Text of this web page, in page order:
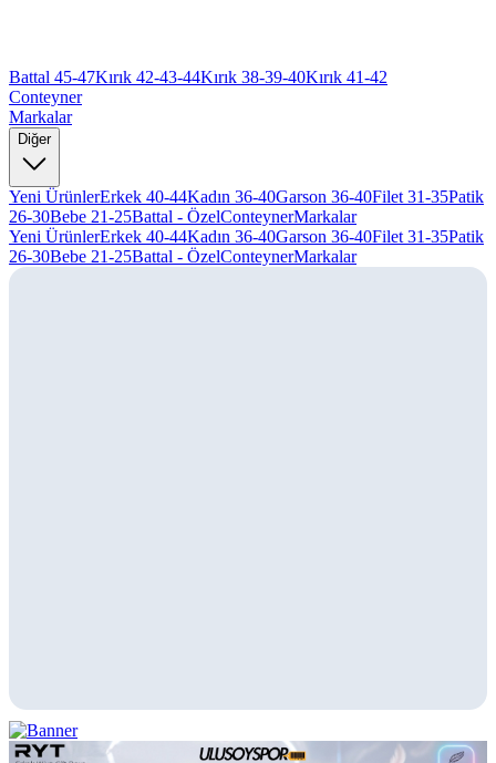
Battal 45-47Kırık 42-43-44Kırık 38-39-40Kırık 41-42
Conteyner
Markalar
Diğer
Yeni ÜrünlerErkek 40-44Kadın 36-40Garson 36-40Filet 31-35Patik
26-30Bebe 21-25Battal - ÖzelConteynerMarkalar
Yeni ÜrünlerErkek 40-44Kadın 36-40Garson 36-40Filet 31-35Patik
26-30Bebe 21-25Battal - ÖzelConteynerMarkalar